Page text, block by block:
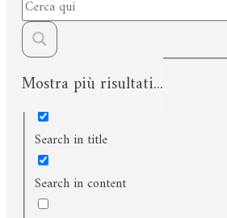
Mostra più risultati...
Exact matches only
Search in title
Search in content